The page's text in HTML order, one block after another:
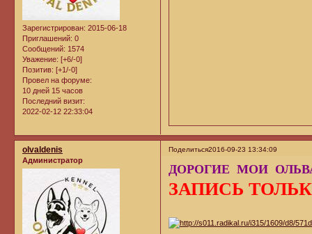
Зарегистрирован: 2015-06-18
Приглашений: 0
Сообщений: 1574
Уважение: [+6/-0]
Позитив: [+1/-0]
Провел на форуме:
10 дней 15 часов
Последний визит:
2022-02-12 22:33:04
Поделиться2016-09-23 13:34:09
olvaldenis
Администратор
ДОРОГИЕ МОИ
ЗАПИСЬ